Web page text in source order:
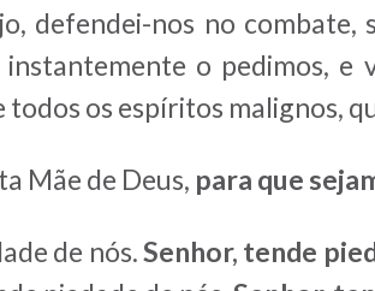
defendei-nos no
o pedimos,
todos os espíritos malignos,
Mãe de Deus, para que
de nós.Senhor, tende